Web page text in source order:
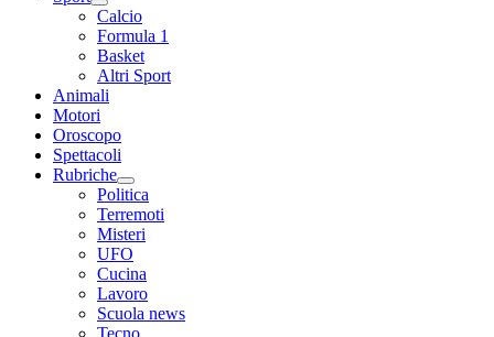
Calcio
Formula 1
Basket
Altri Sport
Animali
Motori
Oroscopo
Spettacoli
Rubriche
Politica
Terremoti
Misteri
UFO
Cucina
Lavoro
Scuola news
Tecno